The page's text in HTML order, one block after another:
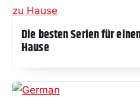
Die besten Serien für
Hause